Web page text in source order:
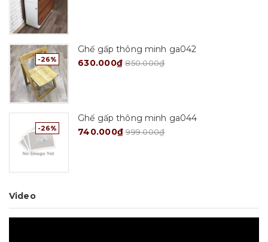
-26%
Ghế gấp thông minh ga042
630.000₫ 850.000₫
-26%
Ghế gấp thông minh ga044
740.000₫ 999.000₫
Video